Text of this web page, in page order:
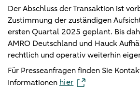
Der Abschluss der Transaktion ist
Zustimmung der zuständigen
ersten Quartal 2025 geplant. Bis
AMRO Deutschland und Hauck
rechtlich und operativ weiterhin
Für Presseanfragen finden Sie
Informationenhier